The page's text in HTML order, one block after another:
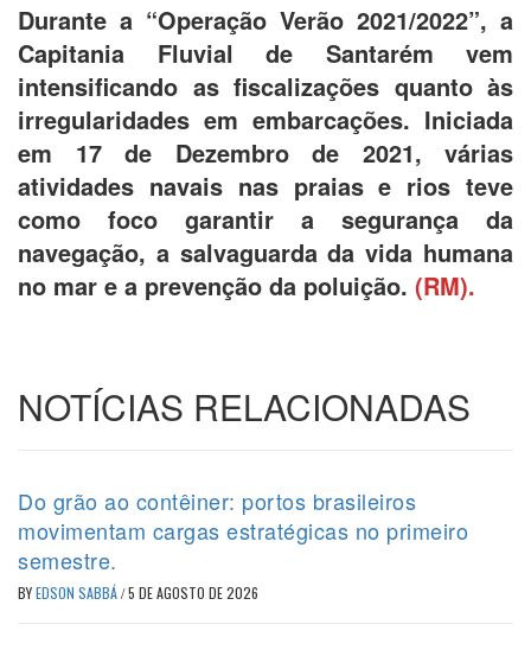
Durante a “Operação Verão 2021/2022”, a
Capitania Fluvial de Santarém vem
intensificando as fiscalizações quanto às
irregularidades em embarcações. Iniciada
em 17 de Dezembro de 2021, várias
atividades navais nas praias e rios teve
como foco garantir a segurança da
navegação, a salvaguarda da vida humana
no mar e a prevenção da poluição. (RM).
NOTÍCIAS RELACIONADAS
Do grão ao contêiner: portos brasileiros
movimentam cargas estratégicas no primeiro
semestre.
BYEDSON SABBÁ/5 DE AGOSTO DE 2026